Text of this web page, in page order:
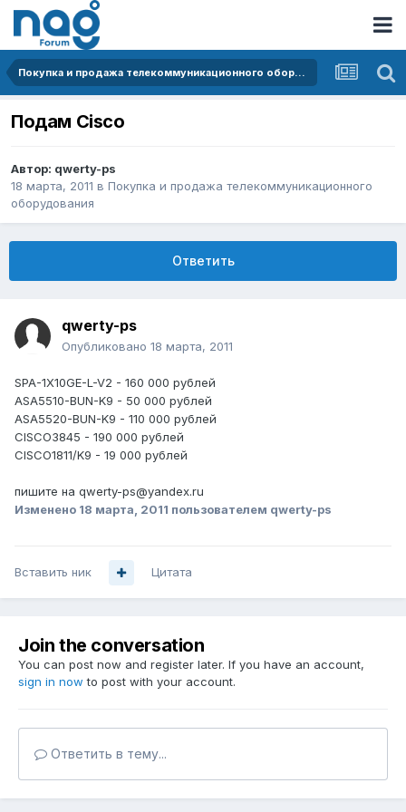
Покупка и продажа телекоммуникационного оборудования
Подам Cisco
Автор: qwerty-ps
18 марта, 2011 в Покупка и продажа телекоммуникационного
оборудования
Ответить
qwerty-ps
Опубликовано 18 марта, 2011
SPA-1X10GE-L-V2 - 160 000 рублей
ASA5510-BUN-K9 - 50 000 рублей
ASA5520-BUN-K9 - 110 000 рублей
CISCO3845 - 190 000 рублей
CISCO1811/K9 - 19 000 рублей
пишите на qwerty-ps@yandex.ru
Изменено 18 марта, 2011 пользователем qwerty-ps
Вставить ник Цитата
Join the conversation
You can post now and register later. If you have an account,
sign in now to post with your account.
Ответить в тему...